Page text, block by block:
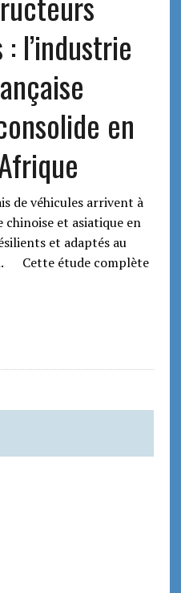
l’industrie
en
de véhicules arrivent à
et asiatique en
et adaptés au
Cette étude complète